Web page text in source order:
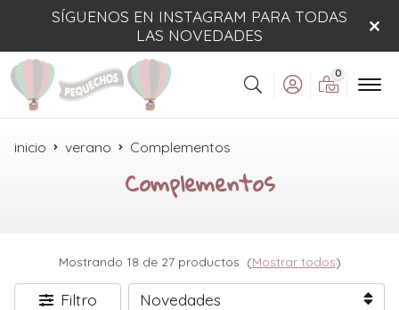
SÍGUENOS EN INSTAGRAM PARA TODAS
LAS NOVEDADES
Buscar
0
inicio verano Complementos
Complementos
Mostrando 18 de 27 productos (Mostrar todos)
Filtro